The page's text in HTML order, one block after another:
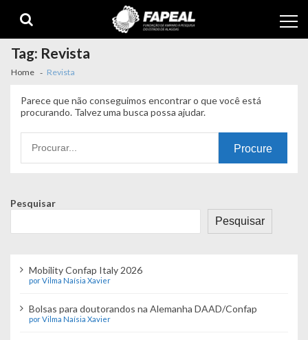
navigation
content
Tag: Revista
Home Revista
Parece que não conseguimos encontrar o que você está
procurando. Talvez uma busca possa ajudar.
por:
Pesquisar
Pesquisar
Mobility Confap Italy 2026
por Vilma Naísia Xavier
Bolsas para doutorandos na Alemanha DAAD/Confap
por Vilma Naísia Xavier